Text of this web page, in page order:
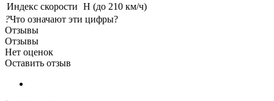
Индекс скорости H (до 210 км/ч)
?Что означают эти цифры?
Отзывы
Отзывы
Нет оценок
Оставить отзыв